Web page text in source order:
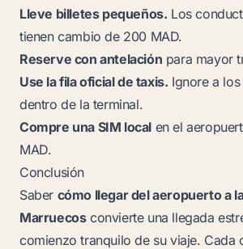
Lleve billetes pequeños. Los
tienen cambio de 200 MAD.
Reserve con antelación para mayor
Use la fila oficial de taxis. Ignore a
dentro de la terminal.
Compre una SIM local en el
MAD.
Conclusión
Saber cómo llegar del aeropuerto a
Marruecosconvierte una llegada
comienzo tranquilo de su viaje. Cada